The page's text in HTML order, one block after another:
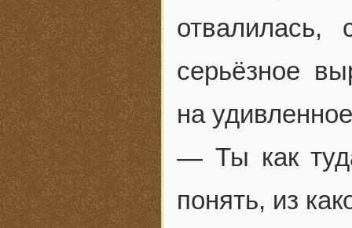
отвалилась,
серьёзное
на
— Ты как
понять, из